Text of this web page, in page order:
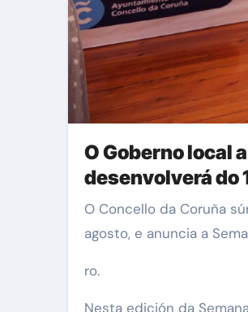
O Goberno local
desenvolverá do
O Concello da Coruña súmase á conmemoración do Día Mundial Do Peón, unha iniciativa promovida pola OMS que se celebra cada 17 de
agosto, e anuncia a
ro.
Nesta edición da